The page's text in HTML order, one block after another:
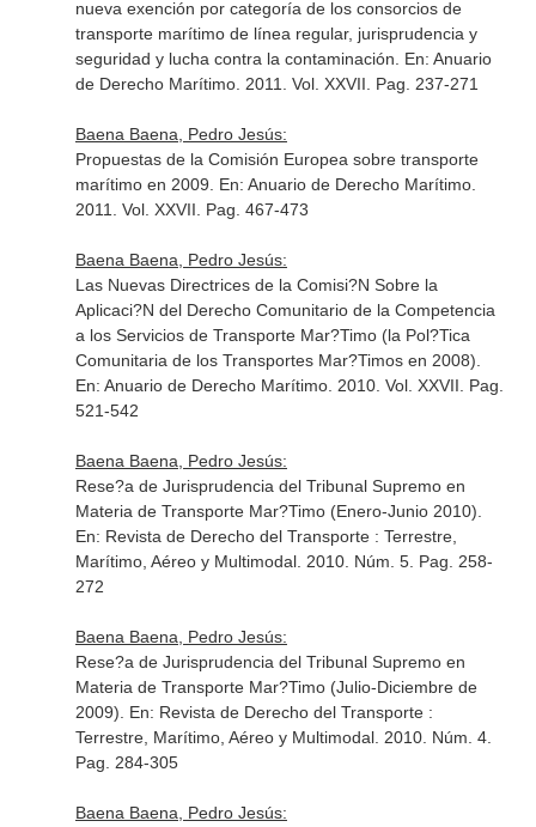
nueva exención por categoría de los consorcios de
transporte marítimo de línea regular, jurisprudencia y
seguridad y lucha contra la contaminación. En: Anuario
de Derecho Marítimo. 2011. Vol. XXVII. Pag. 237-271
Baena Baena, Pedro Jesús:
Propuestas de la Comisión Europea sobre transporte
marítimo en 2009. En: Anuario de Derecho Marítimo.
2011. Vol. XXVII. Pag. 467-473
Baena Baena, Pedro Jesús:
Las Nuevas Directrices de la Comisi?N Sobre la
Aplicaci?N del Derecho Comunitario de la Competencia
a los Servicios de Transporte Mar?Timo (la Pol?Tica
Comunitaria de los Transportes Mar?Timos en 2008).
En: Anuario de Derecho Marítimo. 2010. Vol. XXVII. Pag.
521-542
Baena Baena, Pedro Jesús:
Rese?a de Jurisprudencia del Tribunal Supremo en
Materia de Transporte Mar?Timo (Enero-Junio 2010).
En: Revista de Derecho del Transporte : Terrestre,
Marítimo, Aéreo y Multimodal. 2010. Núm. 5. Pag. 258-
272
Baena Baena, Pedro Jesús:
Rese?a de Jurisprudencia del Tribunal Supremo en
Materia de Transporte Mar?Timo (Julio-Diciembre de
2009). En: Revista de Derecho del Transporte :
Terrestre, Marítimo, Aéreo y Multimodal. 2010. Núm. 4.
Pag. 284-305
Baena Baena, Pedro Jesús: